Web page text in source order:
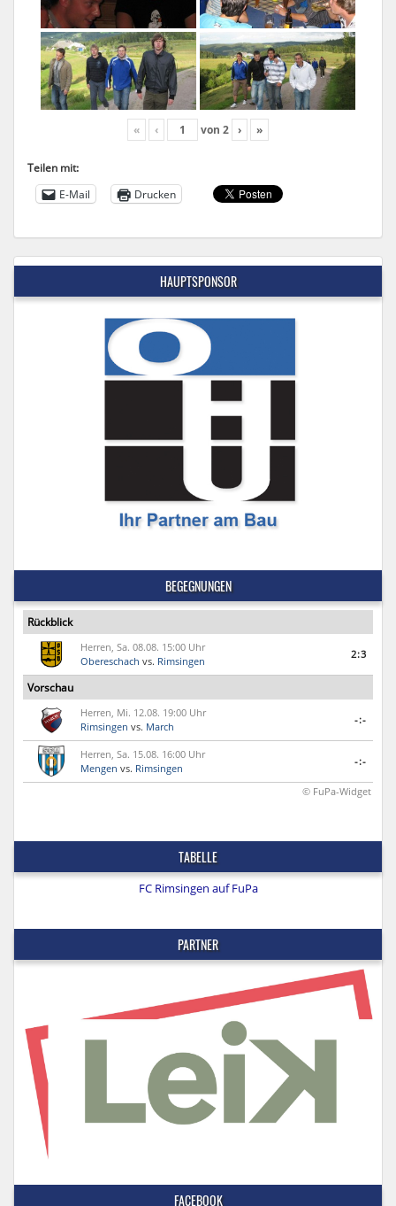
« ‹ von 2 › »
Teilen mit:
E-Mail
Drucken
HAUPTSPONSOR
BEGEGNUNGEN
Rückblick
Herren, Sa. 08.08. 15:00 Uhr
Obereschach vs. Rimsingen
2:3
Vorschau
Herren, Mi. 12.08. 19:00 Uhr
Rimsingen vs. March
-:-
Herren, Sa. 15.08. 16:00 Uhr
Mengen vs. Rimsingen
-:-
© FuPa-Widget
TABELLE
FC Rimsingen auf FuPa
PARTNER
FACEBOOK